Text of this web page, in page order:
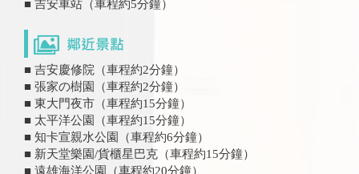
■ 吉安車站（車程約5分鐘）
■ 吉安慶修院（車程約2分鐘）
■ 張家の樹園（車程約2分鐘）
■ 東大門夜市（車程約15分鐘）
■ 太平洋公園（車程約15分鐘）
■ 知卡宣親水公園（車程約6分鐘）
■ 新天堂樂園/貨櫃星巴克（車程約15分鐘）
■ 遠雄海洋公園（車程約20分鐘）